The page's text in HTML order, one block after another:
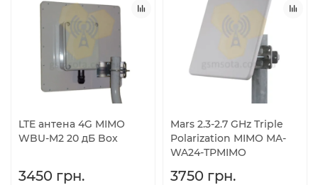
LTE антена 4G МІМО
WBU-M2 20 дБ Box
3450 грн.
Mars 2.3-2.7 GHz Triple
Polarization MIMO MA-
WA24-TPMIMO
3750 грн.